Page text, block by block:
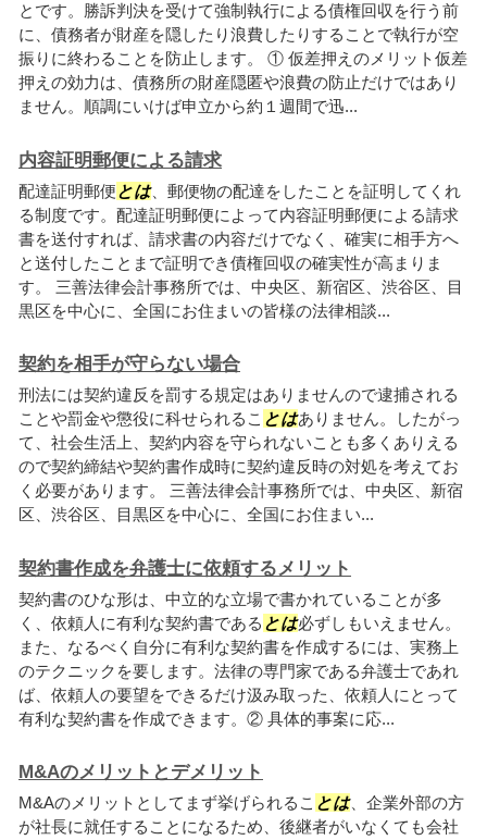
とです。勝訴判決を受けて強制執行による債権回収を行う前
に、債務者が財産を隠したり浪費したりすることで執行が空
振りに終わることを防止します。 ① 仮差押えのメリット仮差
押えの効力は、債務所の財産隠匿や浪費の防止だけではあり
ません。順調にいけば申立から約１週間で迅...
内容証明郵便による請求
配達証明郵便 とは、郵便物の配達をしたことを証明してくれ
る制度です。配達証明郵便によって内容証明郵便による請求
書を送付すれば、請求書の内容だけでなく、確実に相手方へ
と送付したことまで証明でき債権回収の確実性が高まりま
す。 三善法律会計事務所では、中央区、新宿区、渋谷区、目
黒区を中心に、全国にお住まいの皆様の法律相談...
契約を相手が守らない場合
刑法には契約違反を罰する規定はありませんので逮捕される
ことや罰金や懲役に科せられるこ とはありません。したがっ
て、社会生活上、契約内容を守られないことも多くありえる
ので契約締結や契約書作成時に契約違反時の対処を考えてお
く必要があります。 三善法律会計事務所では、中央区、新宿
区、渋谷区、目黒区を中心に、全国にお住まい...
契約書作成を弁護士に依頼するメリット
契約書のひな形は、中立的な立場で書かれていることが多
く、依頼人に有利な契約書である とは必ずしもいえません。
また、なるべく自分に有利な契約書を作成するには、実務上
のテクニックを要します。法律の専門家である弁護士であれ
ば、依頼人の要望をできるだけ汲み取った、依頼人にとって
有利な契約書を作成できます。② 具体的事案に応...
M&Aのメリットとデメリット
M&Aのメリットとしてまず挙げられるこ とは、企業外部の方
が社長に就任することになるため、後継者がいなくても会社